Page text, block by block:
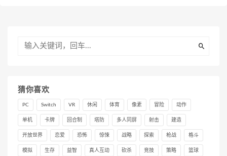
猜你喜欢
PC Switch VR 休闲 体育 像素 冒险 动作
单机 卡牌 回合制 塔防 多人同屏 射击 建造
开放世界 恋爱 恐怖 惊悚 战略 探索 枪战 格斗
模拟 生存 益智 真人互动 砍杀 竞技 策略 篮球